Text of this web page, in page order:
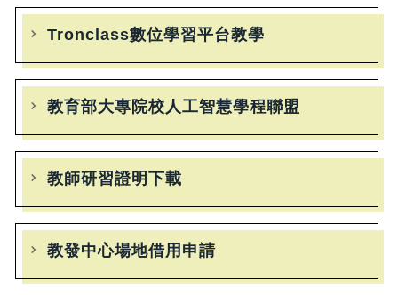
Tronclass數位學習平台教學
教育部大專院校人工智慧學程聯盟
教師研習證明下載
教發中心場地借用申請